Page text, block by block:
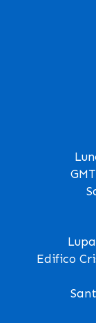
Edifico